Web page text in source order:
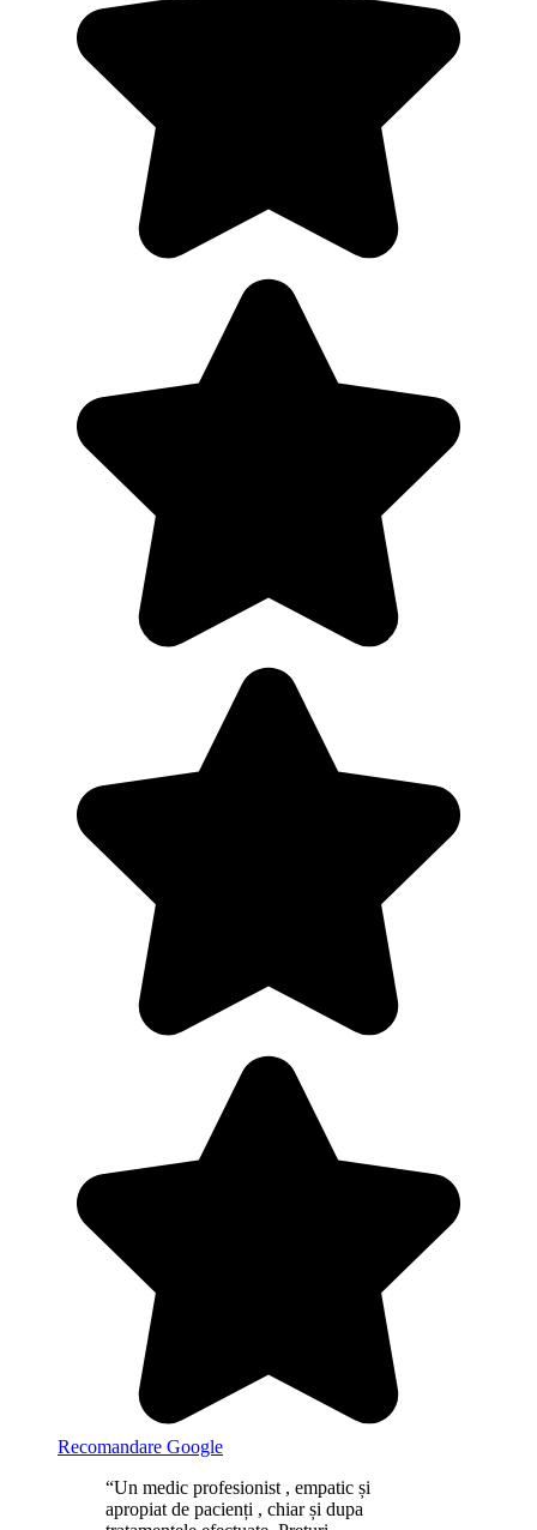
Recomandare Google
“Un medic profesionist , empatic și
apropiat de pacienți , chiar și dupa